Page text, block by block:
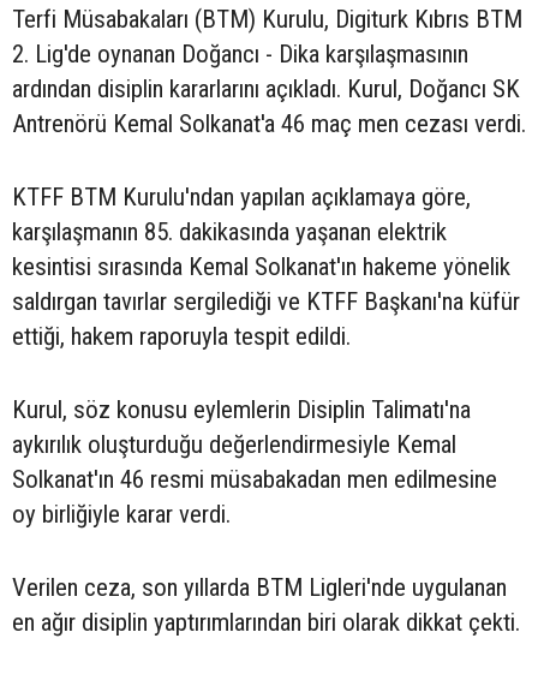
Terfi Müsabakaları (BTM) Kurulu, Digiturk Kıbrıs BTM
2. Lig'de oynanan Doğancı - Dika karşılaşmasının
ardından disiplin kararlarını açıkladı. Kurul, Doğancı SK
Antrenörü Kemal Solkanat'a 46 maç men cezası verdi.
KTFF BTM Kurulu'ndan yapılan açıklamaya göre,
karşılaşmanın 85. dakikasında yaşanan elektrik
kesintisi sırasında Kemal Solkanat'ın hakeme yönelik
saldırgan tavırlar sergilediği ve KTFF Başkanı'na küfür
ettiği, hakem raporuyla tespit edildi.
Kurul, söz konusu eylemlerin Disiplin Talimatı'na
aykırılık oluşturduğu değerlendirmesiyle Kemal
Solkanat'ın 46 resmi müsabakadan men edilmesine
oy birliğiyle karar verdi.
Verilen ceza, son yıllarda BTM Ligleri'nde uygulanan
en ağır disiplin yaptırımlarından biri olarak dikkat çekti.